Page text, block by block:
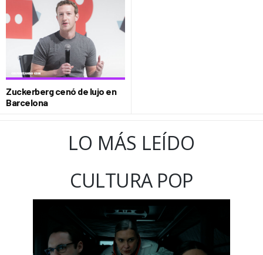
Zuckerberg cenó de lujo en
Barcelona
LO MÁS LEÍDO
CULTURA POP